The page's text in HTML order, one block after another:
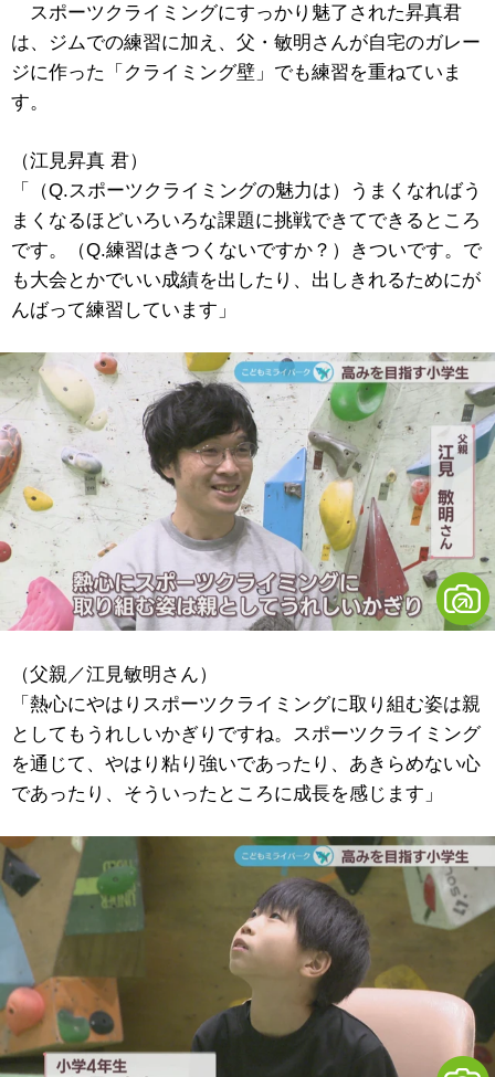
スポーツクライミングにすっかり魅了された昇真君
は、ジムでの練習に加え、父・敏明さんが自宅のガレー
ジに作った「クライミング壁」でも練習を重ねていま
す。
（江見昇真 君）
「（Q.スポーツクライミングの魅力は）うまくなればう
まくなるほどいろいろな課題に挑戦できてできるところ
です。（Q.練習はきつくないですか？）きついです。で
も大会とかでいい成績を出したり、出しきれるためにが
んばって練習しています」
（父親／江見敏明さん）
「熱心にやはりスポーツクライミングに取り組む姿は親
としてもうれしいかぎりですね。スポーツクライミング
を通じて、やはり粘り強いであったり、あきらめない心
であったり、そういったところに成長を感じます」